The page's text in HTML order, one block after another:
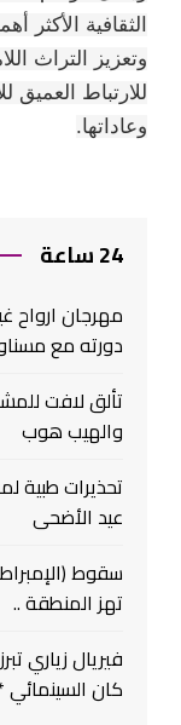
الثقافية
وتعزيز التراث
للارتباط العميق
وعاداتها.
24 ساعة
مهرجان ارواح
دورته مع
تألق لافت
والهيب هوب
تحذيرات طبية
عيد الأضحى
تهز المنطقة ..
فيريال زياري
كان